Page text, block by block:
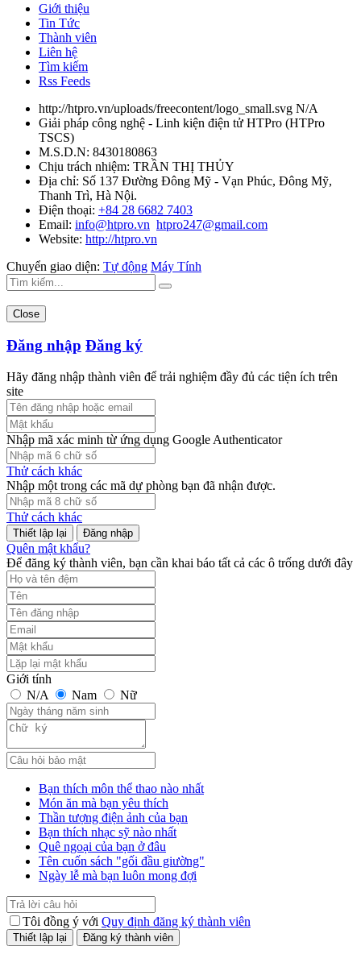
Giới thiệu
Tin Tức
Thành viên
Liên hệ
Tìm kiếm
Rss Feeds
http://htpro.vn/uploads/freecontent/logo_small.svg N/A
Giải pháp công nghệ - Linh kiện điện tử HTPro (HTPro
TSCS)
M.S.D.N: 8430180863
Chịu trách nhiệm: TRẦN THỊ THỦY
Địa chỉ: Số 137 Đường Đông Mỹ - Vạn Phúc, Đông Mỹ,
Thanh Trì, Hà Nội.
Điện thoại: +84 28 6682 7403
Email: info@htpro.vn htpro247@gmail.com
Website: http://htpro.vn
Chuyển giao diện: Tự động Máy Tính
Close
Đăng nhập Đăng ký
Hãy đăng nhập thành viên để trải nghiệm đầy đủ các tiện ích trên
site
Nhập mã xác minh từ ứng dụng Google Authenticator
Thử cách khác
Nhập một trong các mã dự phòng bạn đã nhận được.
Thử cách khác
Đăng nhập
Quên mật khẩu?
Để đăng ký thành viên, bạn cần khai báo tất cả các ô trống dưới đây
Giới tính
N/A
Nam Nữ
Bạn thích môn thể thao nào nhất
Món ăn mà bạn yêu thích
Thần tượng điện ảnh của bạn
Bạn thích nhạc sỹ nào nhất
Quê ngoại của bạn ở đâu
Tên cuốn sách "gối đầu giường"
Ngày lễ mà bạn luôn mong đợi
Tôi đồng ý với Quy định đăng ký thành viên